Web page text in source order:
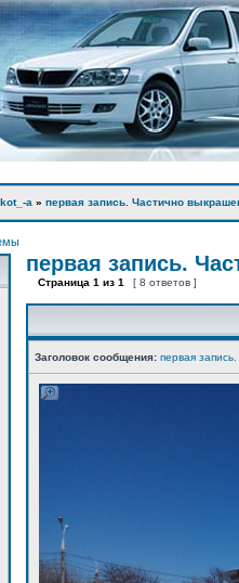
а » первая запись. Частично
первая запись.
Страница 1 из 1 [ 8 ответов ]
Заголовок сообщения: первая